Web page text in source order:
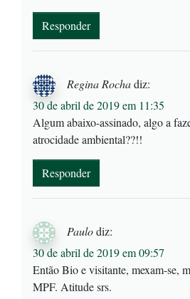
Responder
Regina Rochadiz:
30 de abril de 2019 em 11:35
Algum abaixo-assinado, algo a
atrocidade ambiental??!!
Responder
Paulodiz:
30 de abril de 2019 em 09:57
Então Bio e visitante, mexam-se,
MPF. Atitude srs.